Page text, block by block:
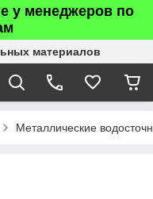
у менеджеров по
материалов
Металлические